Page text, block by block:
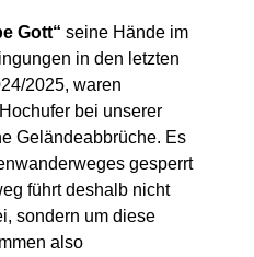
Gott“ seine Hände im
in den letzten
2025, waren
bei unserer
Geländeabbrüche. Es
gesperrt
führt deshalb nicht
sondern um diese
also